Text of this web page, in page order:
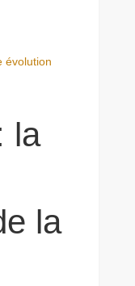
évolution
la
la